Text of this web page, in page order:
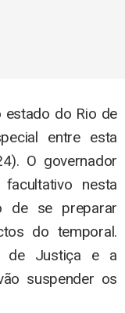
estado do Rio de
entre esta
O governador
nesta
de se preparar
do temporal.
de Justiça e a
suspender os